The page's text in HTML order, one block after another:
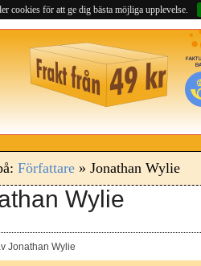
cookies för att ge dig bästa möjliga upplevelse.
Författare» Jonathan Wylie
Wylie
Jonathan Wylie